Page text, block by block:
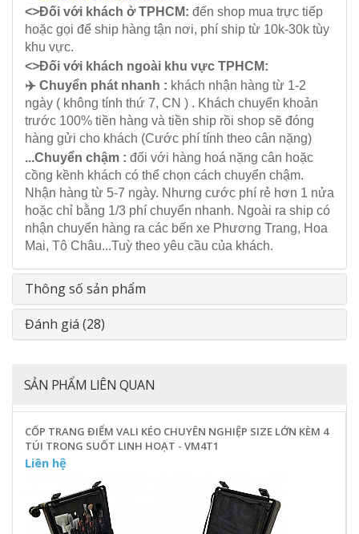
<>Đối với khách ở TPHCM: đến shop mua trực tiếp
hoặc gọi để ship hàng tận nơi, phí ship từ 10k-30k tùy
khu vực.
<>Đối với khách ngoài khu vực TPHCM:
✈️ Chuyển phát nhanh : khách nhận hàng từ 1-2
ngày ( không tính thứ 7, CN ) . Khách chuyển khoản
trước 100% tiền hàng và tiền ship rồi shop sẽ đóng
hàng gửi cho khách (Cước phí tính theo cân nặng)
...Chuyển chậm : đối với hàng hoá nặng cân hoặc
cồng kềnh khách có thể chọn cách chuyển chậm.
Nhận hàng từ 5-7 ngày. Nhưng cước phí rẻ hơn 1 nửa
hoặc chỉ bằng 1/3 phí chuyển nhanh. Ngoài ra ship có
nhận chuyển hàng ra các bến xe Phương Trang, Hoa
Mai, Tô Châu...Tuỳ theo yêu cầu của khách.
Thông số sản phẩm
Đánh giá (28)
SẢN PHẨM LIÊN QUAN
CỐP TRANG ĐIỂM VALI KÉO CHUYÊN NGHIỆP SIZE LỚN KÈM 4
TÚI TRONG SUỐT LINH HOẠT - VM4T1
Liên hệ